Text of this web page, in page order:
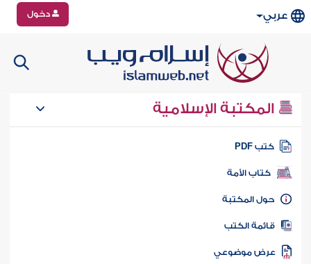
عربي دخول
المكتبة الإسلامية
كتب PDF
كتاب الأمة
المكتبة
الكتب